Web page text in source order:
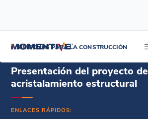
SILICONAS PARA LA CONSTRUCCIÓN
Presentación del proyecto de
acristalamiento estructural
ENLACES RÁPIDOS: